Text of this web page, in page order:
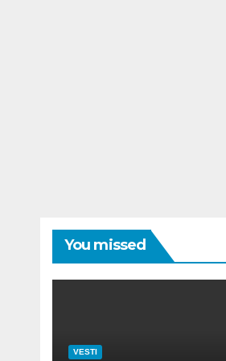
You missed
VESTI